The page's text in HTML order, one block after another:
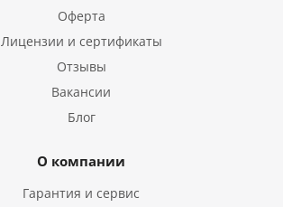
Оферта
Лицензии и сертификаты
Отзывы
Вакансии
Блог
О компании
Гарантия и сервис